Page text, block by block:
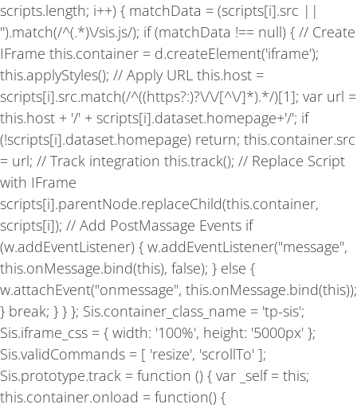
scripts.length; i++) { matchData = (scripts[i].src ||
'').match(/^(.*)\/sis.js/); if (matchData !== null) { // Create
IFrame this.container = d.createElement('iframe');
this.applyStyles(); // Apply URL this.host =
scripts[i].src.match(/^((https?:)?\/\/[^\/]*).*/)[1]; var url =
this.host + '/' + scripts[i].dataset.homepage+'/'; if
(!scripts[i].dataset.homepage) return; this.container.src
= url; // Track integration this.track(); // Replace Script
with IFrame
scripts[i].parentNode.replaceChild(this.container,
scripts[i]); // Add PostMassage Events if
(w.addEventListener) { w.addEventListener("message",
this.onMessage.bind(this), false); } else {
w.attachEvent("onmessage", this.onMessage.bind(this));
} break; } } }; Sis.container_class_name = 'tp-sis';
Sis.iframe_css = { width: '100%', height: '5000px' };
Sis.validCommands = [ 'resize', 'scrollTo' ];
Sis.prototype.track = function () { var _self = this;
this.container.onload = function() {